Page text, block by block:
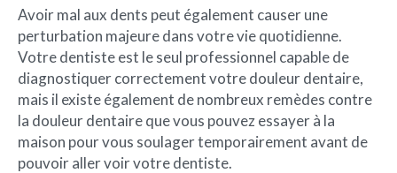
Avoir mal aux dents peut également causer une
perturbation majeure dans votre vie quotidienne.
Votre dentiste est le seul professionnel capable de
diagnostiquer correctement votre douleur dentaire,
mais il existe également de nombreux remèdes contre
la douleur dentaire que vous pouvez essayer à la
maison pour vous soulager temporairement avant de
pouvoir aller voir votre dentiste.